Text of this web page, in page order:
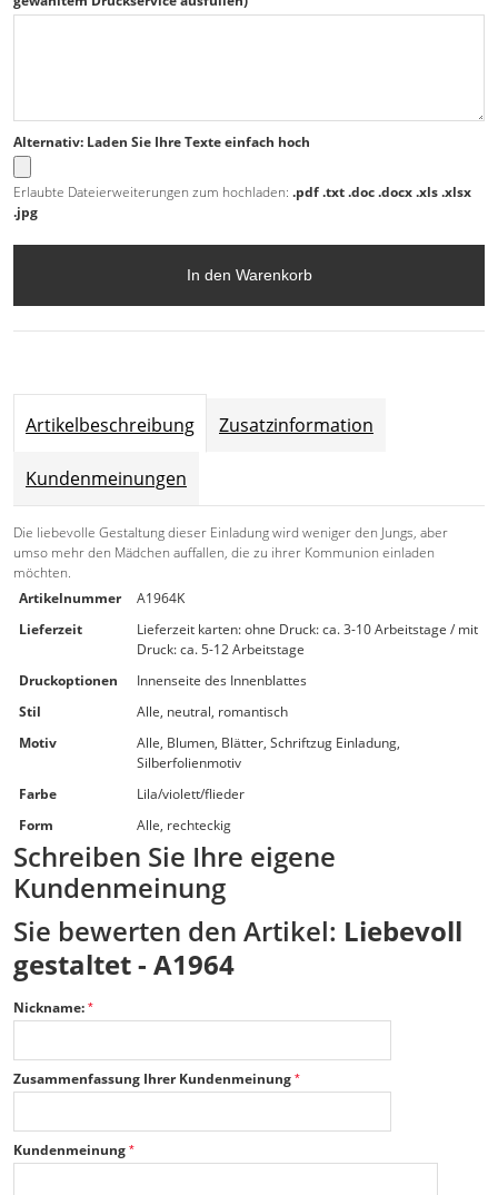
Alternativ: Laden Sie Ihre Texte einfach hoch
Erlaubte Dateierweiterungen zum hochladen: .pdf .txt .doc .docx .xls .xlsx
.jpg
In den Warenkorb
Artikelbeschreibung Zusatzinformation
Kundenmeinungen
Die liebevolle Gestaltung dieser Einladung wird weniger den Jungs, aber
umso mehr den Mädchen auffallen, die zu ihrer Kommunion einladen
möchten.
Artikelnummer
A1964K
Lieferzeit
Lieferzeit karten: ohne Druck: ca. 3-10 Arbeitstage / mit
Druck: ca. 5-12 Arbeitstage
Druckoptionen
Innenseite des Innenblattes
Stil
Alle, neutral, romantisch
Motiv
Alle, Blumen, Blätter, Schriftzug Einladung,
Silberfolienmotiv
Farbe
Lila/violett/flieder
Form
Alle, rechteckig
Schreiben Sie Ihre eigene
Kundenmeinung
Sie bewerten den Artikel: Liebevoll
gestaltet - A1964
Nickname:
Zusammenfassung Ihrer Kundenmeinung
Kundenmeinung